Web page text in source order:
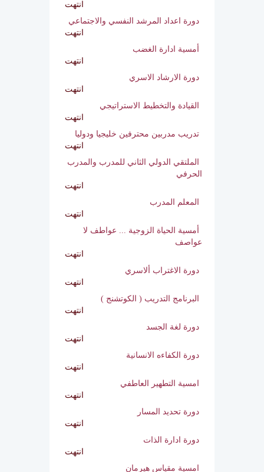
انتهت
كوني انثي 2
انتهت
دورة اعداد المرشد النفسي والاجتماعي
انتهت
أمسية ادارة الغضب
انتهت
دورة الارشاد الاسري
انتهت
القيادة والتخطيط الاستراتيجي
انتهت
تدريب مدربين محترفين خليجيا ودوليا
الملتقي الدولي الثاني للمدرب والمدرب
الحرفي
انتهت
المعلم المدرب
أمسية الحياة الزوجية ... عواطف لا
عواصف
انتهت
دورة الاغتراب ألاسري
انتهت
البرنامج التدريب ( الكوتشنج )
انتهت
دورة لغة الجسد
انتهت
دورة الكفاءه الانسانية
انتهت
امسية التطهير العاطفي
انتهت
دورة تحديد المسار
انتهت
دورة ادارة الذات